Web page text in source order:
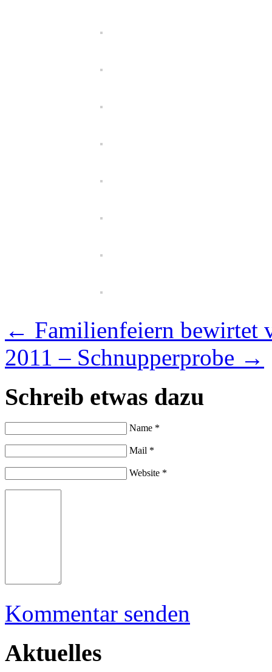
← Familienfeiern bewirtet
2011 – Schnupperprobe →
Schreib etwas dazu
Name *
Mail *
Website *
Kommentar senden
Aktuelles